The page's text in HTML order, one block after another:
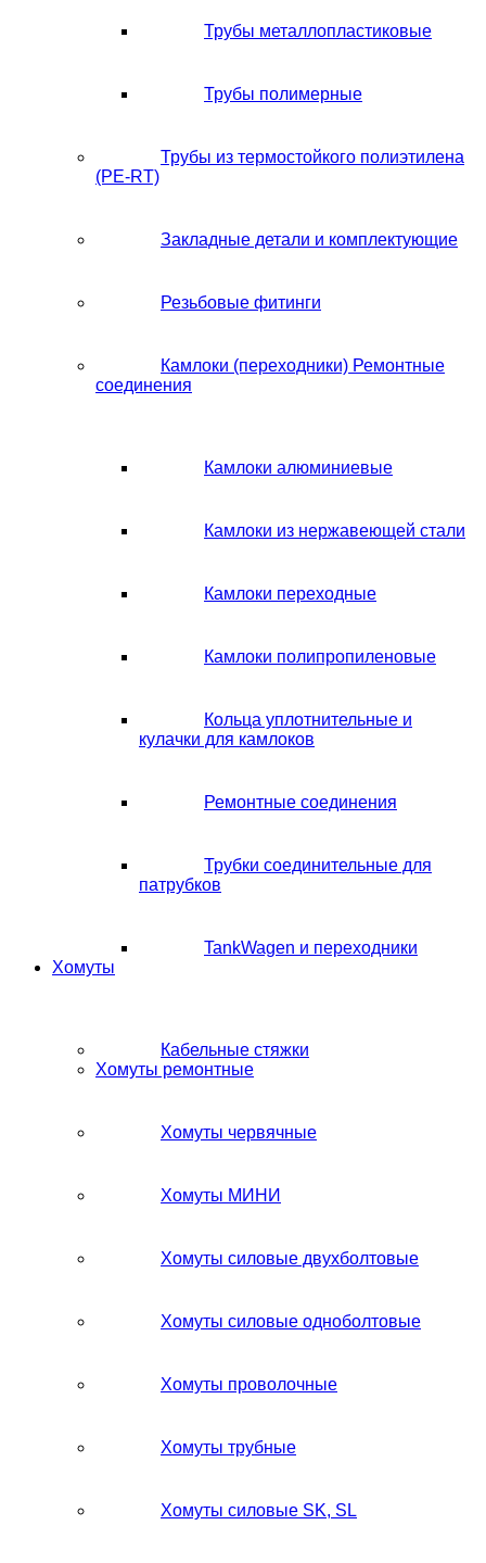
Трубы металлопластиковые
Трубы полимерные
Трубы из термостойкого полиэтилена
(PE-RT)
Закладные детали и комплектующие
Резьбовые фитинги
Камлоки (переходники) Ремонтные
соединения
Камлоки алюминиевые
Камлоки из нержавеющей стали
Камлоки переходные
Камлоки полипропиленовые
Кольца уплотнительные и
кулачки для камлоков
Ремонтные соединения
Трубки соединительные для
патрубков
TankWagen и переходники
Хомуты
Кабельные стяжки
Хомуты ремонтные
Хомуты червячные
Хомуты МИНИ
Хомуты силовые двухболтовые
Хомуты силовые одноболтовые
Хомуты проволочные
Хомуты трубные
Хомуты силовые SK, SL